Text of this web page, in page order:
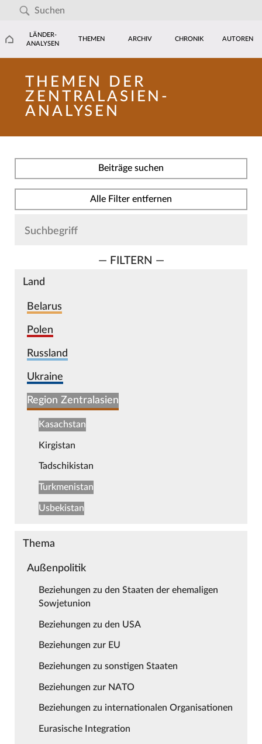
LÄNDER-
ANALYSEN
THEMEN ARCHIV CHRONIK AUTOREN
THEMEN DER
ZENTRALASIEN-
ANALYSEN
Beiträge suchen
Alle Filter entfernen
— FILTERN —
Land
Belarus
Polen
Russland
Ukraine
Region Zentralasien
Kasachstan
Kirgistan
Tadschikistan
Turkmenistan
Usbekistan
Thema
Außenpolitik
Beziehungen zu den Staaten der ehemaligen
Sowjetunion
Beziehungen zu den USA
Beziehungen zur EU
Beziehungen zu sonstigen Staaten
Beziehungen zur NATO
Beziehungen zu internationalen Organisationen
Eurasische Integration